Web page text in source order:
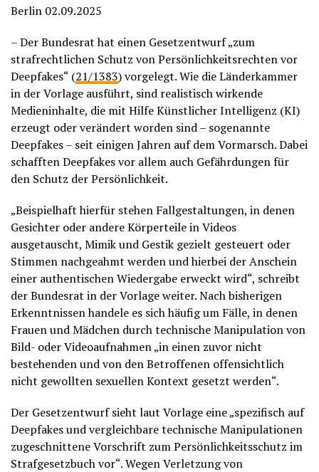
Berlin 02.09.2025
– Der Bundesrat hat einen Gesetzentwurf „zum
strafrechtlichen Schutz von Persönlichkeitsrechten vor
Deepfakes“ (21/1383) vorgelegt. Wie die Länderkammer
in der Vorlage ausführt, sind realistisch wirkende
Medieninhalte, die mit Hilfe Künstlicher Intelligenz (KI)
erzeugt oder verändert worden sind – sogenannte
Deepfakes – seit einigen Jahren auf dem Vormarsch. Dabei
schafften Deepfakes vor allem auch Gefährdungen für
den Schutz der Persönlichkeit.
„Beispielhaft hierfür stehen Fallgestaltungen, in denen
Gesichter oder andere Körperteile in Videos
ausgetauscht, Mimik und Gestik gezielt gesteuert oder
Stimmen nachgeahmt werden und hierbei der Anschein
einer authentischen Wiedergabe erweckt wird“, schreibt
der Bundesrat in der Vorlage weiter. Nach bisherigen
Erkenntnissen handele es sich häufig um Fälle, in denen
Frauen und Mädchen durch technische Manipulation von
Bild- oder Videoaufnahmen „in einen zuvor nicht
bestehenden und von den Betroffenen offensichtlich
nicht gewollten sexuellen Kontext gesetzt werden“.
Der Gesetzentwurf sieht laut Vorlage eine „spezifisch auf
Deepfakes und vergleichbare technische Manipulationen
zugeschnittene Vorschrift zum Persönlichkeitsschutz im
Strafgesetzbuch vor“. Wegen Verletzung von